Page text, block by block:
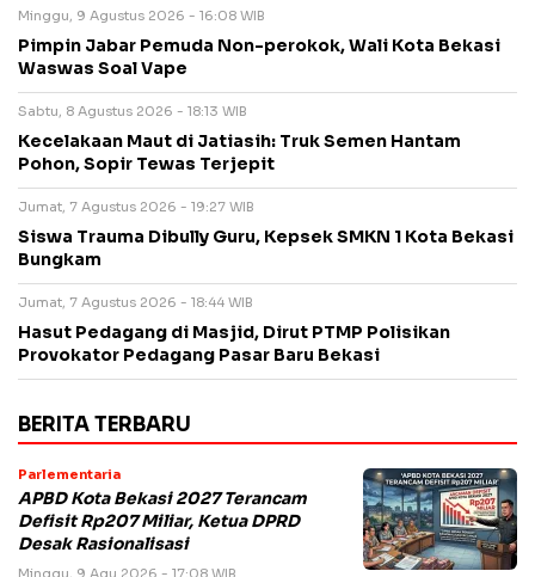
Minggu, 9 Agustus 2026 - 16:08 WIB
Pimpin Jabar Pemuda Non-perokok, Wali Kota Bekasi
Waswas Soal Vape
Sabtu, 8 Agustus 2026 - 18:13 WIB
Kecelakaan Maut di Jatiasih: Truk Semen Hantam
Pohon, Sopir Tewas Terjepit
Jumat, 7 Agustus 2026 - 19:27 WIB
Siswa Trauma Dibully Guru, Kepsek SMKN 1 Kota Bekasi
Bungkam
Jumat, 7 Agustus 2026 - 18:44 WIB
Hasut Pedagang di Masjid, Dirut PTMP Polisikan
Provokator Pedagang Pasar Baru Bekasi
BERITA TERBARU
Parlementaria
APBD Kota Bekasi 2027 Terancam
Defisit Rp207 Miliar, Ketua DPRD
Desak Rasionalisasi
Minggu, 9 Agu 2026 - 17:08 WIB